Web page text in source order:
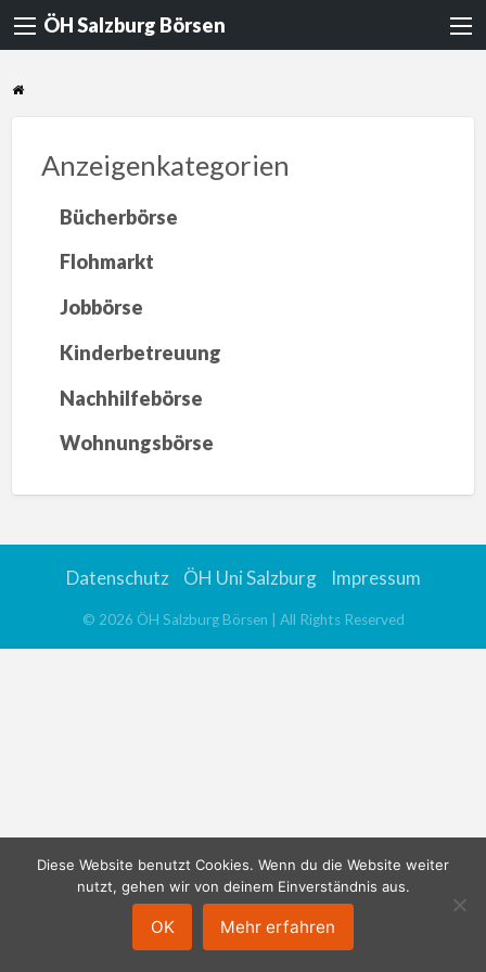
ÖH Salzburg Börsen
Anzeigenkategorien
Bücherbörse
Flohmarkt
Jobbörse
Kinderbetreuung
Nachhilfebörse
Wohnungsbörse
Datenschutz ÖH Uni Salzburg Impressum
© 2026 ÖH Salzburg Börsen | All Rights Reserved
Diese Website benutzt Cookies. Wenn du die Website weiter
nutzt, gehen wir von deinem Einverständnis aus.
OK Mehr erfahren